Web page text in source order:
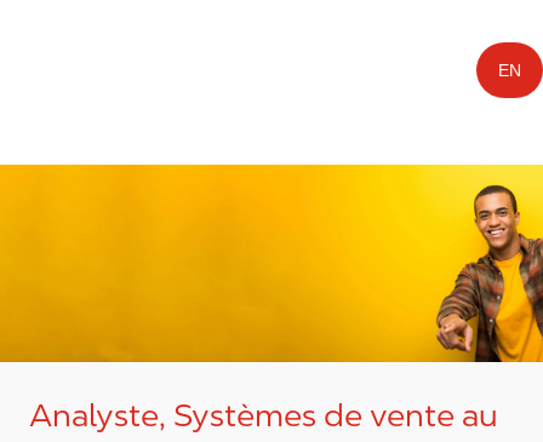
EN
Analyste, Systèmes de vente au